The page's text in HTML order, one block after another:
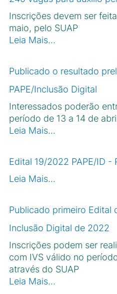
Inscrições devem ser
maio, pelo SUAP
Leia Mais…
Publicado o resultado
PAPE/Inclusão Digital
Interessados poderão
período de 13 a 14 de
Leia Mais…
Edital 19/2022 PAPE/ID -
Leia Mais…
Publicado primeiro Edital
Inclusão Digital de 2022
Inscrições podem ser
com IVS válido no
através do SUAP
Leia Mais…